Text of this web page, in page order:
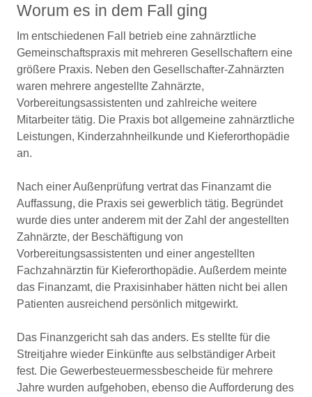
Worum es in dem Fall ging
Im entschiedenen Fall betrieb eine zahnärztliche
Gemeinschaftspraxis mit mehreren Gesellschaftern eine
größere Praxis. Neben den Gesellschafter-Zahnärzten
waren mehrere angestellte Zahnärzte,
Vorbereitungsassistenten und zahlreiche weitere
Mitarbeiter tätig. Die Praxis bot allgemeine zahnärztliche
Leistungen, Kinderzahnheilkunde und Kieferorthopädie
an.
Nach einer Außenprüfung vertrat das Finanzamt die
Auffassung, die Praxis sei gewerblich tätig. Begründet
wurde dies unter anderem mit der Zahl der angestellten
Zahnärzte, der Beschäftigung von
Vorbereitungsassistenten und einer angestellten
Fachzahnärztin für Kieferorthopädie. Außerdem meinte
das Finanzamt, die Praxisinhaber hätten nicht bei allen
Patienten ausreichend persönlich mitgewirkt.
Das Finanzgericht sah das anders. Es stellte für die
Streitjahre wieder Einkünfte aus selbständiger Arbeit
fest. Die Gewerbesteuermessbescheide für mehrere
Jahre wurden aufgehoben, ebenso die Aufforderung des